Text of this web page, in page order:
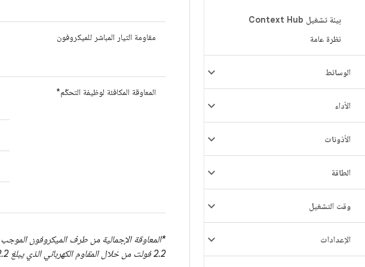
بيئة تشغيل Context Hub
نظرة عامة
الوسائط
الأداء
الأذونات
الطاقة
وقت التشغيل
الإعدادات
مقاومة التيار المباشر للميكروفون
المعاوقة المكافئة لوظيفة التحكّم*
2.2 فولت من خلال المقاوم الكهربائي الذي يبلغ 2.2 كيلو أوم